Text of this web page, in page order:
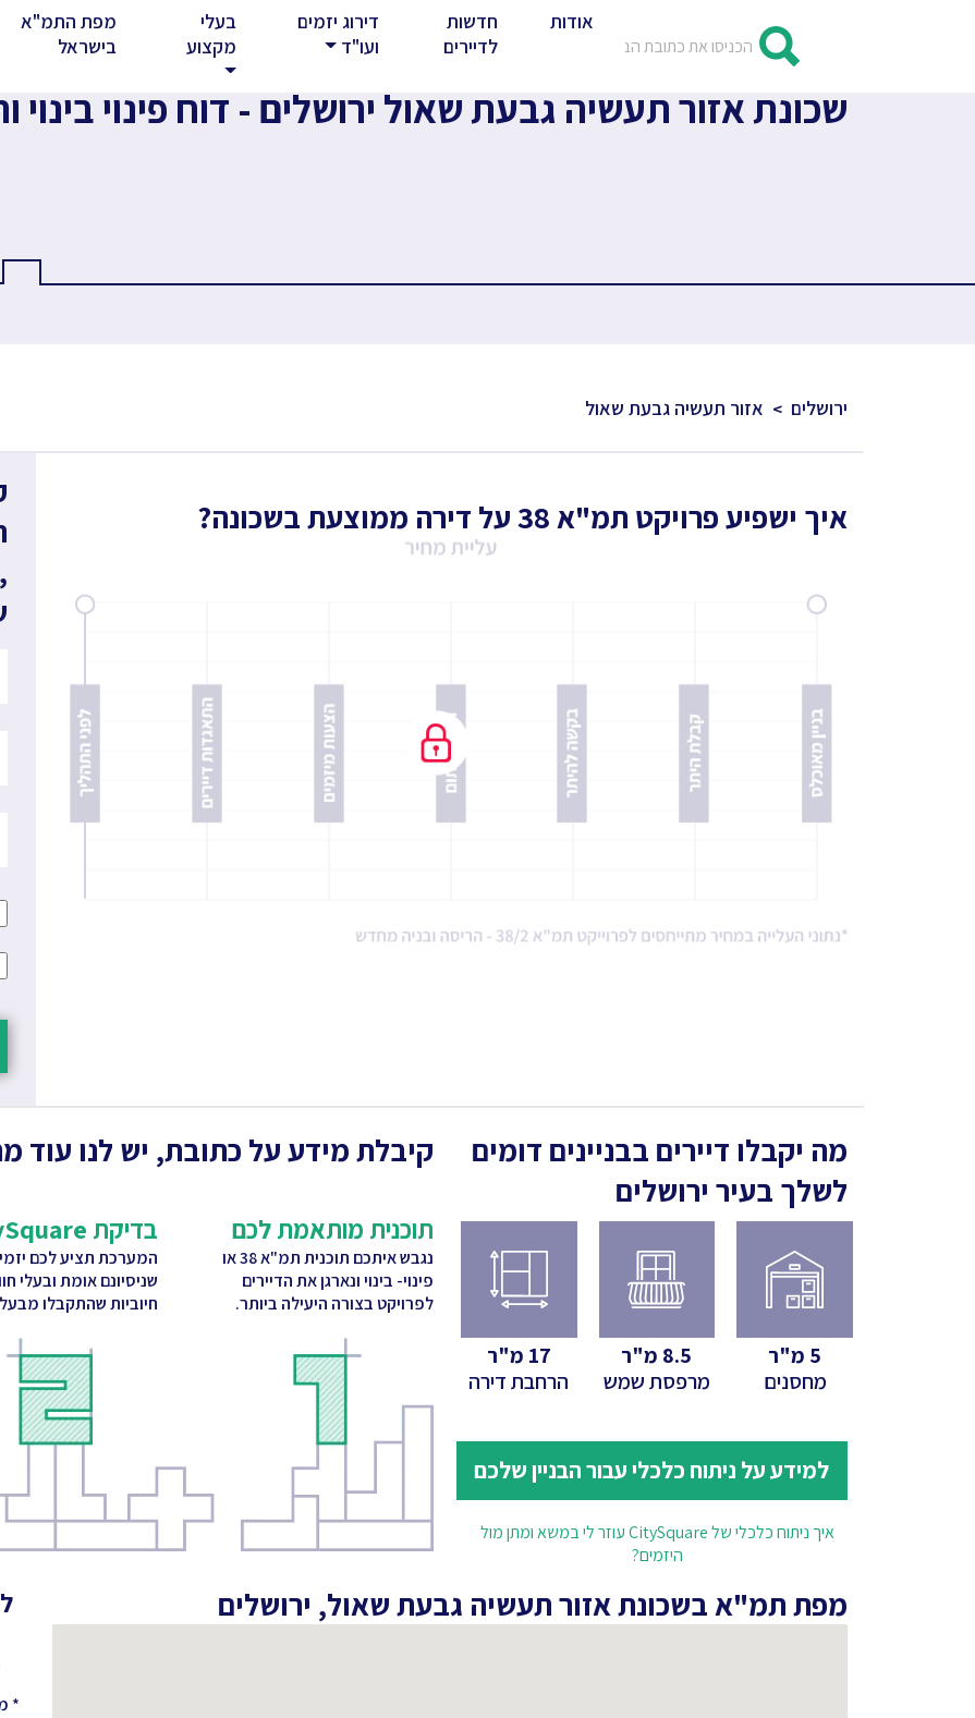
מפת התמ"א
בישראל
בעלי
מקצוע
דירוג יזמים
ועו"ד
חדשות
לדיירים
אודות
שכונת אזור תעשיה גבעת שאול ירושלים - דוח פינוי
ירושלים אזור תעשיה גבעת שאול
איך ישפיע פרויקט תמ"א 38 על דירה ממוצעת בשכונה?
,
מה יקבלו דיירים בבניינים דומים
לשלך בעיר ירושלים
5 מ"ר
מחסנים
8.5 מ"ר
מרפסת שמש
17 מ"ר
הרחבת דירה
למידע על ניתוח כלכלי עבור הבניין שלכם
איך ניתוח כלכלי של CitySquare עוזר לי במשא ומתן מול
היזמים?
קיבלת מידע על כתובת, יש לנו עוד
תוכנית מותאמת לכם
נגבש איתכם תוכנית תמ"א 38 או
פינוי- בינוי ונארגן את הדיירים
לפרויקט בצורה היעילה ביותר.
בדיקת CitySquare
המערכת תציע לכם
שניסיונם אומת ובעלי
חיוביות שהתקבלו
מפת תמ"א בשכונת אזור תעשיה גבעת שאול, ירושלים
*